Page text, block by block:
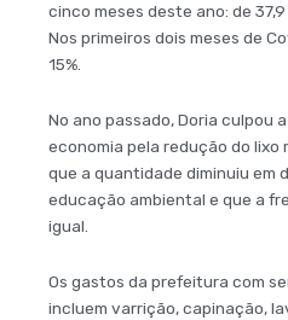
cinco meses deste ano: de
Nos primeiros dois meses de
15%.
No ano passado, Doria culpou
economia pela redução do lixo
que a quantidade diminuiu em
educação ambiental e que a
igual.
Os gastos da prefeitura com
incluem varrição, capinação,